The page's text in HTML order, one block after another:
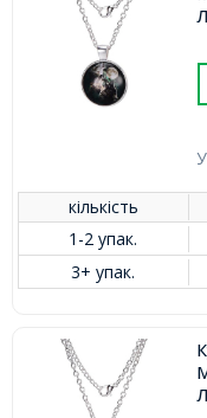
кількість
1-2 упак.
3+ упак.